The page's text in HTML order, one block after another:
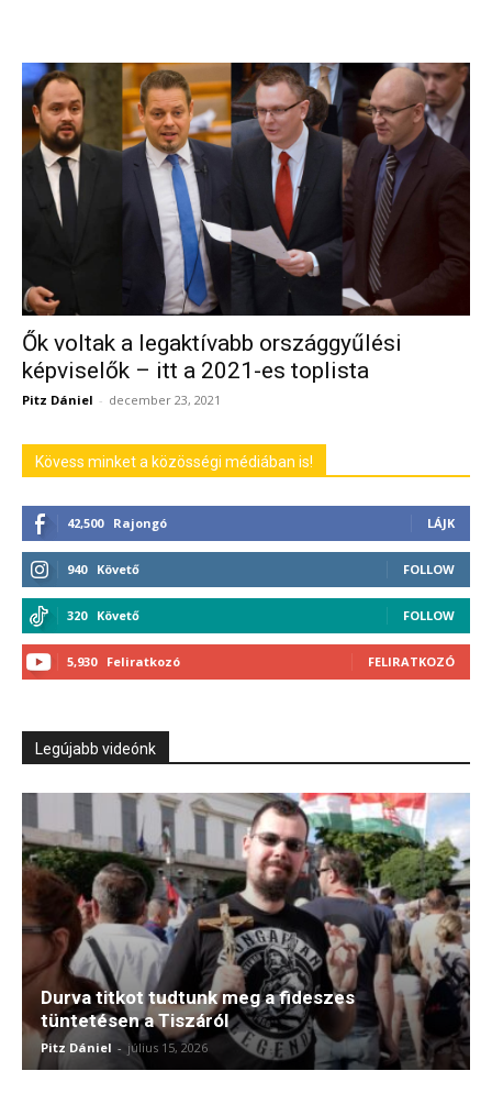
Ők voltak a legaktívabb országgyűlési
képviselők – itt a 2021-es toplista
Pitz Dániel - december 23, 2021
Kövess minket a közösségi médiában is!
42,500 Rajongó LÁJK
940 Követő FOLLOW
320 Követő FOLLOW
5,930 Feliratkozó FELIRATKOZÓ
Legújabb videónk
Durva titkot tudtunk meg a fideszes
tüntetésen a Tiszáról
Pitz Dániel - július 15, 2026